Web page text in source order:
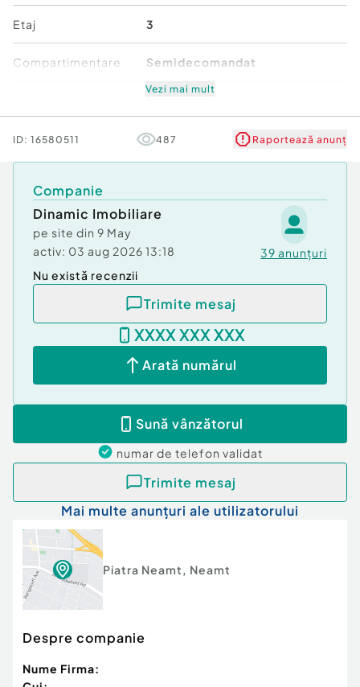
Etaj 3
Compartimentare Semidecomandat
Comfort 3
Vezi mai mult
ID: 16580511 487 Raportează anunț
Companie
Dinamic Imobiliare
pe site din 9 May
activ: 03 aug 2026 13:18 39 anunțuri
Nu există recenzii
Trimite mesaj
XXXX XXX XXX
Arată numărul
Sună vânzătorul
numar de telefon validat
Trimite mesaj
Mai multe anunțuri ale utilizatorului
Piatra Neamt, Neamt
Despre companie
Nume Firma: